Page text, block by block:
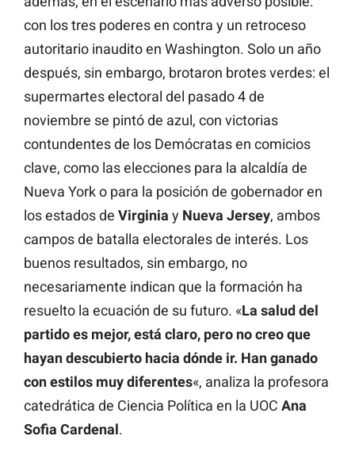
con los tres poderes en contra y un retroceso
autoritario inaudito en Washington. Solo un año
después, sin embargo, brotaron brotes verdes: el
supermartes electoral del pasado 4 de
noviembre se pintó de azul, con victorias
contundentes de los Demócratas en comicios
clave, como las elecciones para la alcaldía de
Nueva York o para la posición de gobernador en
los estados de Virginia y Nueva Jersey, ambos
campos de batalla electorales de interés. Los
buenos resultados, sin embargo, no
necesariamente indican que la formación ha
resuelto la ecuación de su futuro. «La salud del
partido es mejor, está claro, pero no creo que
hayan descubierto hacia dónde ir. Han ganado
con estilos muy diferentes«, analiza la profesora
catedrática de Ciencia Política en la UOC Ana
Sofia Cardenal.